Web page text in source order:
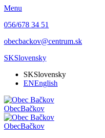
Menu
056/678 34 51
obecbackov@centrum.sk
SKSlovensky
SKSlovensky
ENEnglish
ObecBačkov
ObecBačkov